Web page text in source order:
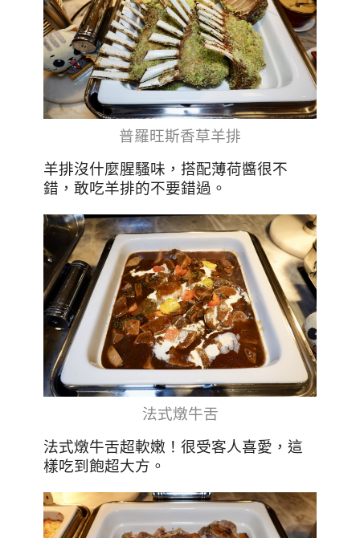
普羅旺斯香草羊排
羊排沒什麼腥騷味，搭配薄荷醬很不
錯，敢吃羊排的不要錯過。
法式燉牛舌
法式燉牛舌超軟嫩！很受客人喜愛，這
樣吃到飽超大方。